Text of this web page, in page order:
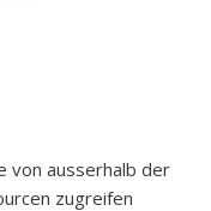
von ausserhalb der
zugreifen